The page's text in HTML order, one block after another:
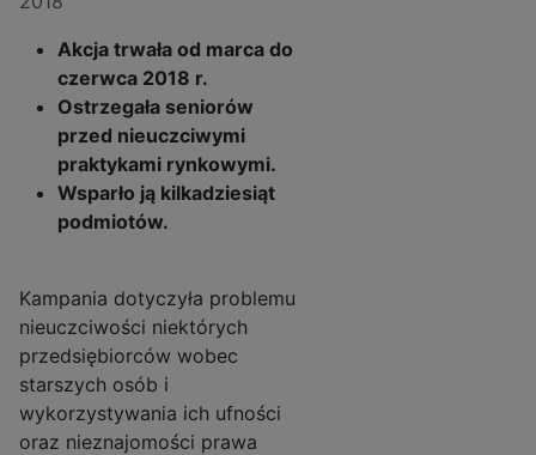
Akcja trwała od marca do
czerwca 2018 r.
Ostrzegała seniorów
przed nieuczciwymi
praktykami rynkowymi.
Wsparło ją kilkadziesiąt
podmiotów.
Kampania dotyczyła problemu
nieuczciwości niektórych
przedsiębiorców wobec
starszych osób i
wykorzystywania ich ufności
oraz nieznajomości prawa